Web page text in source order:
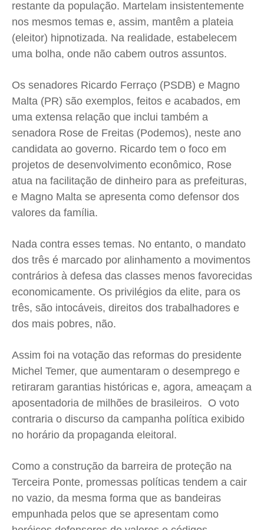
restante da população. Martelam insistentemente
nos mesmos temas e, assim, mantêm a plateia
(eleitor) hipnotizada. Na realidade, estabelecem
uma bolha, onde não cabem outros assuntos.
Os senadores Ricardo Ferraço (PSDB) e Magno
Malta (PR) são exemplos, feitos e acabados, em
uma extensa relação que inclui também a
senadora Rose de Freitas (Podemos), neste ano
candidata ao governo. Ricardo tem o foco em
projetos de desenvolvimento econômico, Rose
atua na facilitação de dinheiro para as prefeituras,
e Magno Malta se apresenta como defensor dos
valores da família.
Nada contra esses temas. No entanto, o mandato
dos três é marcado por alinhamento a movimentos
contrários à defesa das classes menos favorecidas
economicamente. Os privilégios da elite, para os
três, são intocáveis, direitos dos trabalhadores e
dos mais pobres, não.
Assim foi na votação das reformas do presidente
Michel Temer, que aumentaram o desemprego e
retiraram garantias históricas e, agora, ameaçam a
aposentadoria de milhões de brasileiros. O voto
contraria o discurso da campanha política exibido
no horário da propaganda eleitoral.
Como a construção da barreira de proteção na
Terceira Ponte, promessas políticas tendem a cair
no vazio, da mesma forma que as bandeiras
empunhada pelos que se apresentam como